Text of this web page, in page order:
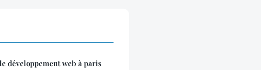
développement web à paris